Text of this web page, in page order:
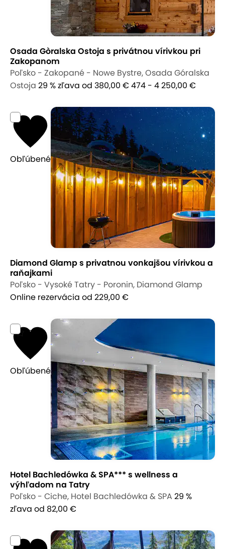
Osada Gòralska Ostoja s privátnou vírivkou pri
Zakopanom
Poľsko - Zakopané - Nowe Bystre, Osada Góralska
Ostoja 29 % zľava od 380,00 €474 - 4 250,00 €
Obľúbené
Diamond Glamp s privatnou vonkajšou vírivkou a
raňajkami
Poľsko - Vysoké Tatry - Poronin, Diamond Glamp
Online rezervácia od 229,00 €
9,2
Obľúbené
Hotel Bachledówka & SPA*** s wellness a
výhľadom na Tatry
Poľsko - Ciche, Hotel Bachledówka & SPA 29 %
zľava od 82,00 €